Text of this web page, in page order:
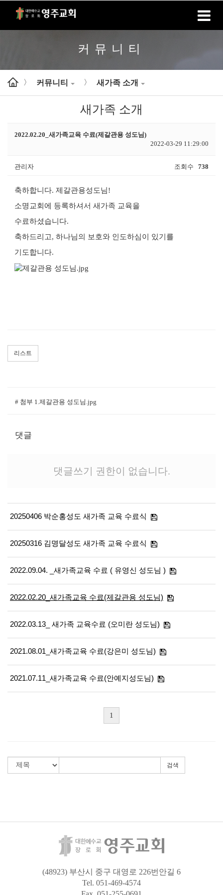
홈 로그인 회원가입
커뮤니티
> 커뮤니티 > 새가족 소개
새가족 소개
2022.02.20_새가족교육 수료(제갈관용 성도님)
2022-03-29 11:29:00
관리자 조회수 738
축하합니다. 제갈관용성도님!
소명교회에 등록하셔서 새가족 교육을
수료하셨습니다.
축하드리고, 하나님의 보호와 인도하심이 있기를
기도합니다.
리스트
# 첨부 1.제갈관용 성도님.jpg
댓글
댓글쓰기 권한이 없습니다.
20250406 박순홍성도 새가족 교육 수료식
20250316 김명달성도 새가족 교육 수료식
2022.09.04. _새가족교육 수료 ( 유영신 성도님 )
2022.02.20_새가족교육 수료(제갈관용 성도님)
2022.03.13_ 새가족 교육수료 (오미란 성도님)
2021.08.01_새가족교육 수료(강은미 성도님)
2021.07.11_새가족교육 수료(안예지성도님)
1
검색
(48923) 부산시 중구 대영로 226번안길 6
Tel. 051-469-4574